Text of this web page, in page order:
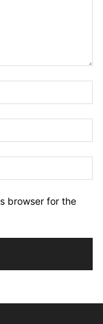
browser for the